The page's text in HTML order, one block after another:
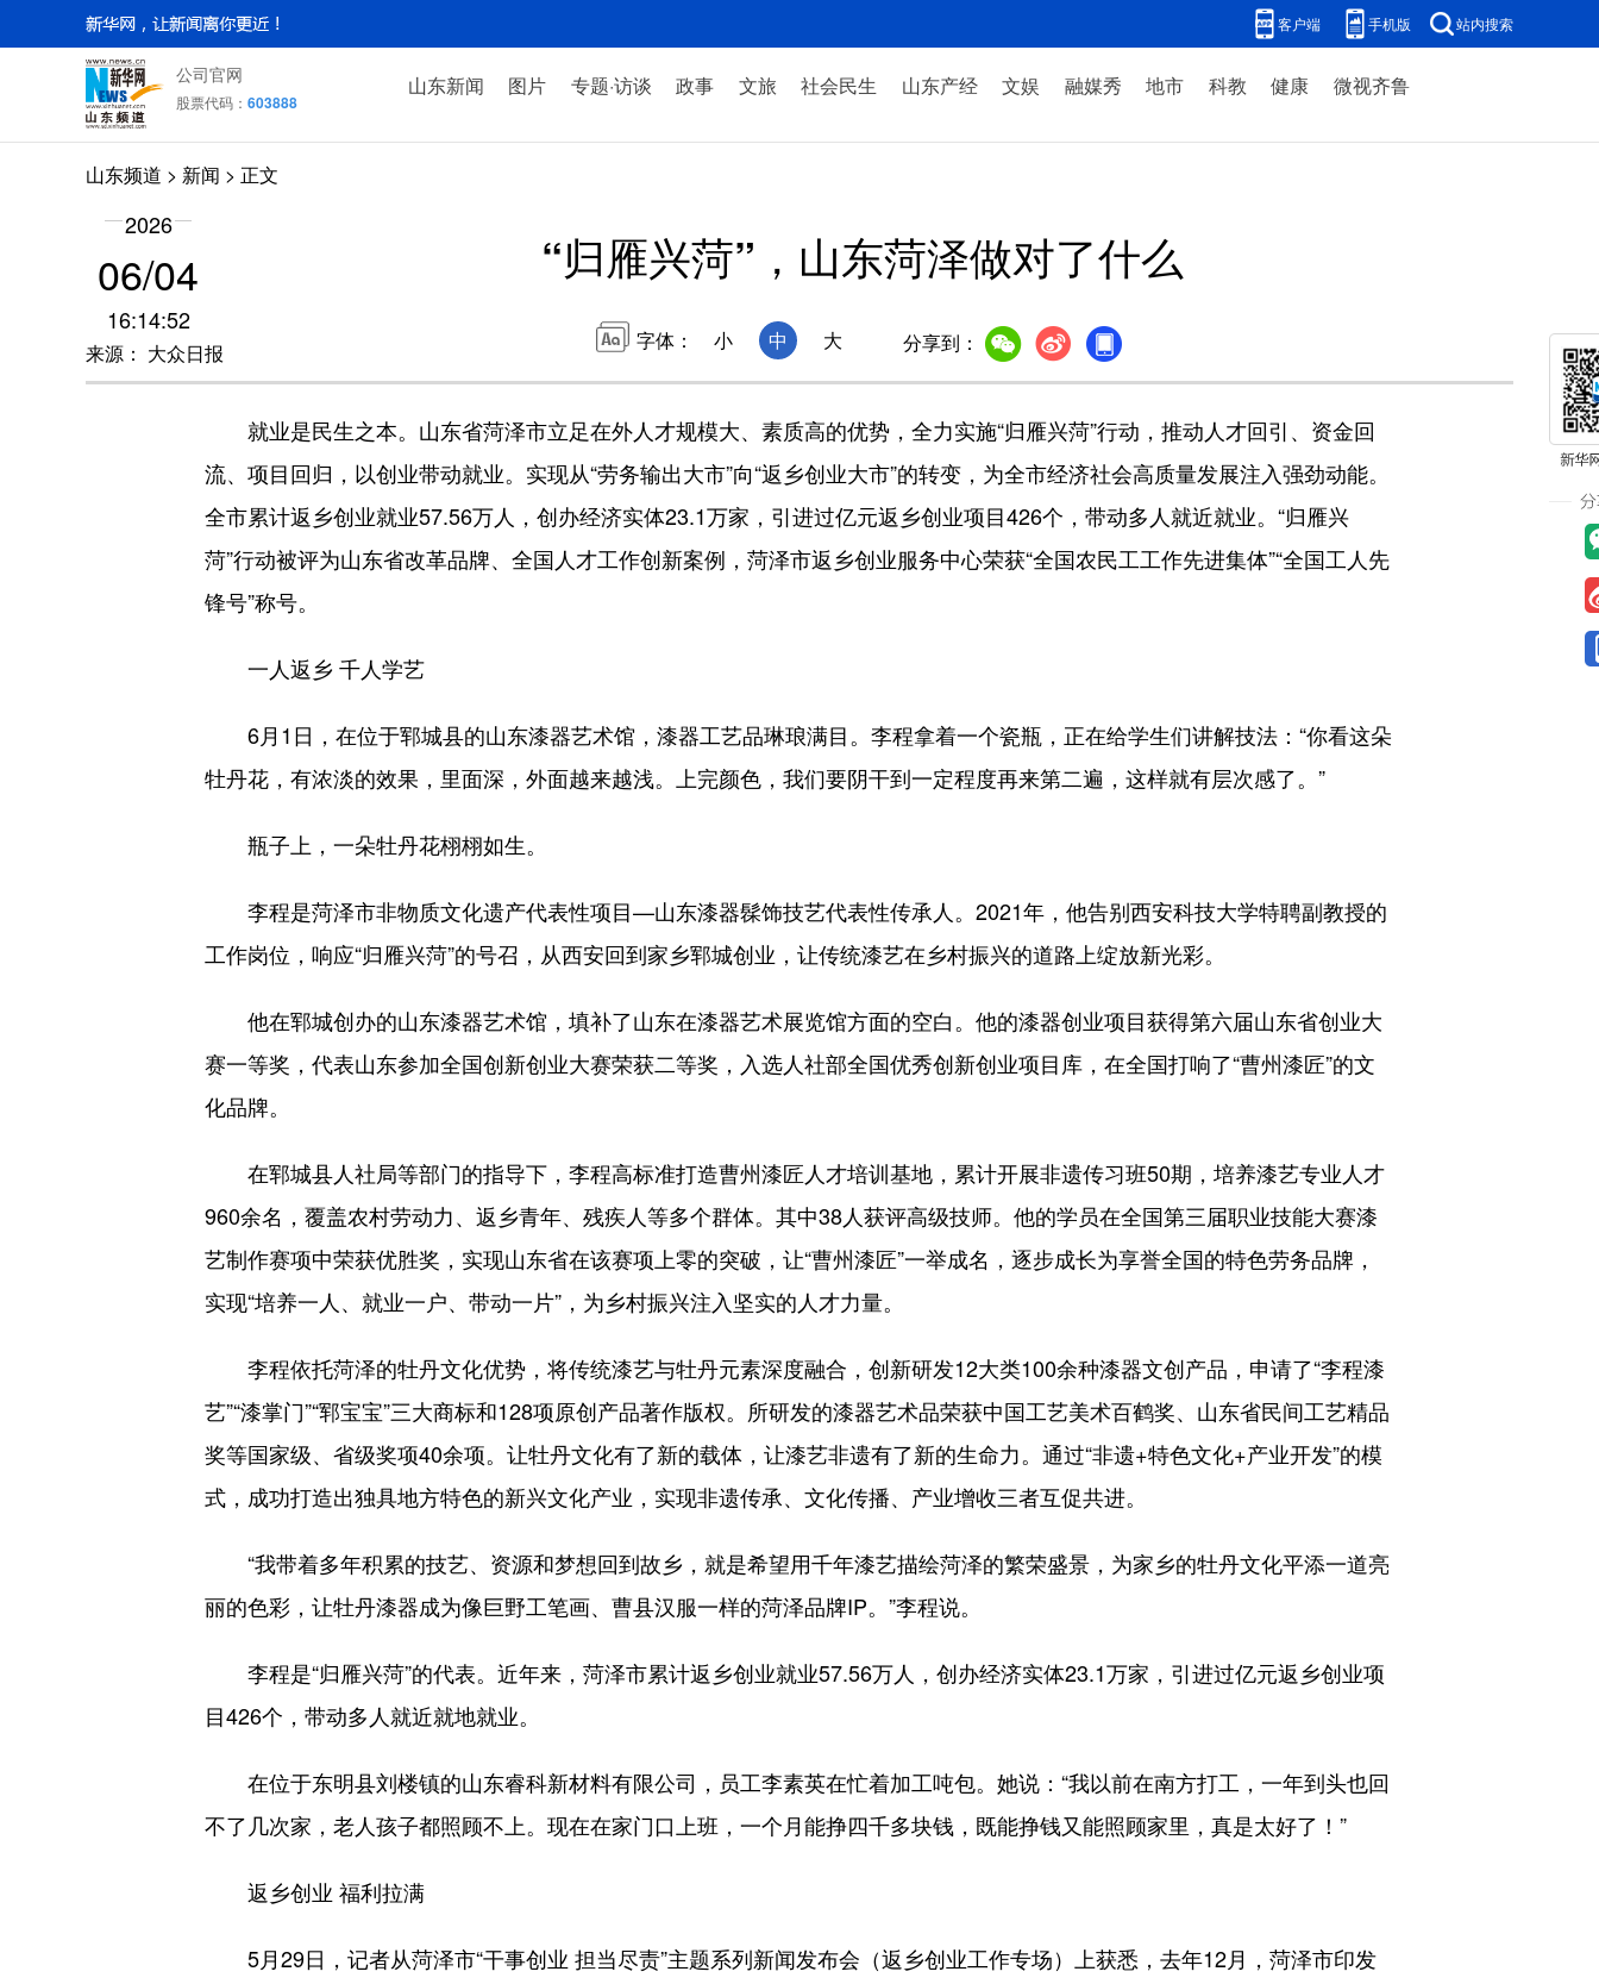
客户端 手机版 站内搜索
公司官网
股票代码： 603888
山东新闻 图片 专题·访谈 政事 文旅 社会民生 山东产经 文娱 融媒秀 地市 科教 健康 微视齐鲁
山东频道 > 新闻 > 正文
2026
06/04
16:14:52
来源： 大众日报
“归雁兴菏”，山东菏泽做对了什么
字体： 小 中 大 分享到：
就业是民生之本。山东省菏泽市立足在外人才规模大、素质高的优势，全力实施“归雁兴菏”行动，推动人才回引、资金回
流、项目回归，以创业带动就业。实现从“劳务输出大市”向“返乡创业大市”的转变，为全市经济社会高质量发展注入强劲动能。
全市累计返乡创业就业57.56万人，创办经济实体23.1万家，引进过亿元返乡创业项目426个，带动多人就近就业。“归雁兴
菏”行动被评为山东省改革品牌、全国人才工作创新案例，菏泽市返乡创业服务中心荣获“全国农民工工作先进集体”“全国工人先
锋号”称号。
一人返乡 千人学艺
6月1日，在位于郓城县的山东漆器艺术馆，漆器工艺品琳琅满目。李程拿着一个瓷瓶，正在给学生们讲解技法：“你看这朵
牡丹花，有浓淡的效果，里面深，外面越来越浅。上完颜色，我们要阴干到一定程度再来第二遍，这样就有层次感了。”
瓶子上，一朵牡丹花栩栩如生。
李程是菏泽市非物质文化遗产代表性项目—山东漆器髹饰技艺代表性传承人。2021年，他告别西安科技大学特聘副教授的
工作岗位，响应“归雁兴菏”的号召，从西安回到家乡郓城创业，让传统漆艺在乡村振兴的道路上绽放新光彩。
他在郓城创办的山东漆器艺术馆，填补了山东在漆器艺术展览馆方面的空白。他的漆器创业项目获得第六届山东省创业大
赛一等奖，代表山东参加全国创新创业大赛荣获二等奖，入选人社部全国优秀创新创业项目库，在全国打响了“曹州漆匠”的文
化品牌。
在郓城县人社局等部门的指导下，李程高标准打造曹州漆匠人才培训基地，累计开展非遗传习班50期，培养漆艺专业人才
960余名，覆盖农村劳动力、返乡青年、残疾人等多个群体。其中38人获评高级技师。他的学员在全国第三届职业技能大赛漆
艺制作赛项中荣获优胜奖，实现山东省在该赛项上零的突破，让“曹州漆匠”一举成名，逐步成长为享誉全国的特色劳务品牌，
实现“培养一人、就业一户、带动一片”，为乡村振兴注入坚实的人才力量。
李程依托菏泽的牡丹文化优势，将传统漆艺与牡丹元素深度融合，创新研发12大类100余种漆器文创产品，申请了“李程漆
艺”“漆掌门”“郓宝宝”三大商标和128项原创产品著作版权。所研发的漆器艺术品荣获中国工艺美术百鹤奖、山东省民间工艺精品
奖等国家级、省级奖项40余项。让牡丹文化有了新的载体，让漆艺非遗有了新的生命力。通过“非遗+特色文化+产业开发”的模
式，成功打造出独具地方特色的新兴文化产业，实现非遗传承、文化传播、产业增收三者互促共进。
“我带着多年积累的技艺、资源和梦想回到故乡，就是希望用千年漆艺描绘菏泽的繁荣盛景，为家乡的牡丹文化平添一道亮
丽的色彩，让牡丹漆器成为像巨野工笔画、曹县汉服一样的菏泽品牌IP。”李程说。
李程是“归雁兴菏”的代表。近年来，菏泽市累计返乡创业就业57.56万人，创办经济实体23.1万家，引进过亿元返乡创业项
目426个，带动多人就近就地就业。
在位于东明县刘楼镇的山东睿科新材料有限公司，员工李素英在忙着加工吨包。她说：“我以前在南方打工，一年到头也回
不了几次家，老人孩子都照顾不上。现在在家门口上班，一个月能挣四千多块钱，既能挣钱又能照顾家里，真是太好了！”
返乡创业 福利拉满
5月29日，记者从菏泽市“干事创业 担当尽责”主题系列新闻发布会（返乡创业工作专场）上获悉，去年12月，菏泽市印发